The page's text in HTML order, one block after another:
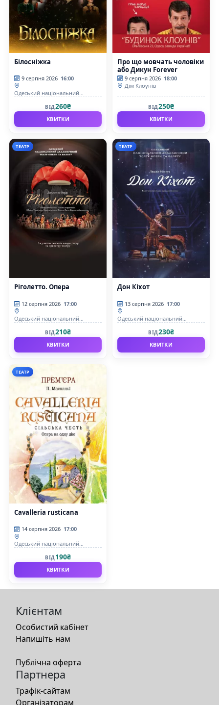
Білосніжка
9 серпня 2026 16:00
Одеський національний
ВІД260₴
КВИТКИ
Про що мовчать чоловіки
або Дикун Forever
9 серпня 2026 18:00
Дім Клоунів
ВІД250₴
КВИТКИ
ТЕАТР
Ріголетто. Опера
12 серпня 2026 17:00
Одеський національний
ВІД210₴
КВИТКИ
ТЕАТР
Дон Кіхот
13 серпня 2026 17:00
Одеський національний
ВІД230₴
КВИТКИ
ТЕАТР
Cavalleria rusticana
14 серпня 2026 17:00
Одеський національний
ВІД190₴
КВИТКИ
Клієнтам
Особистий кабінет
Напишіть нам
Публічна оферта
Партнера
Трафік-сайтам
Організаторам